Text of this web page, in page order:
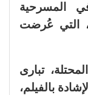
المسرحية
التي عُرضت
تبارى
بالفيلم،